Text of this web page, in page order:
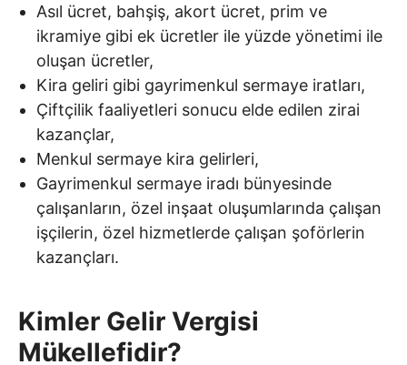
Asıl ücret, bahşiş, akort ücret, prim ve
ikramiye gibi ek ücretler ile yüzde yönetimi ile
oluşan ücretler,
Kira geliri gibi gayrimenkul sermaye iratları,
Çiftçilik faaliyetleri sonucu elde edilen zirai
kazançlar,
Menkul sermaye kira gelirleri,
Gayrimenkul sermaye iradı bünyesinde
çalışanların, özel inşaat oluşumlarında çalışan
işçilerin, özel hizmetlerde çalışan şoförlerin
kazançları.
Kimler Gelir Vergisi
Mükellefidir?